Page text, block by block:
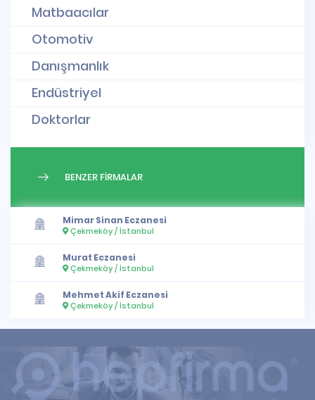
Matbaacılar
Otomotiv
Danışmanlık
Endüstriyel
Doktorlar
BENZER FİRMALAR
Mimar Sinan Eczanesi
Çekmeköy / İstanbul
Murat Eczanesi
Çekmeköy / İstanbul
Mehmet Akif Eczanesi
Çekmeköy / İstanbul